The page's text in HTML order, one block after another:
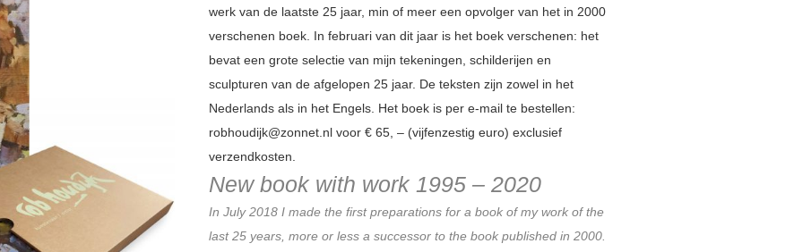
werk van de laatste 25 jaar, min of meer een opvolger van het in 2000
verschenen boek. In februari van dit jaar is het boek verschenen: het
bevat een grote selectie van mijn tekeningen, schilderijen en
sculpturen van de afgelopen 25 jaar. De teksten zijn zowel in het
Nederlands als in het Engels. Het boek is per e-mail te bestellen:
robhoudijk@zonnet.nlvoor € 65, – (vijfenzestig euro) exclusief
verzendkosten.
New book with work 1995 – 2020
In July 2018 I made the first preparations for a book of my work of the
last 25 years, more or less a successor to the book published in 2000.